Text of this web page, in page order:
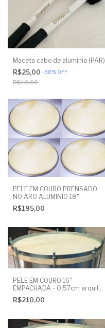
Maceta cabo de aluminio (PAR)
R$25,00 -38% OFF
R$40,00
PELE EM COURO PRENSADO
NO ARO ALUMINIO 18"
R$195,00
PELE EM COURO 16"
EMPACHADA - 0,57cm arquilho
alumínio
R$210,00